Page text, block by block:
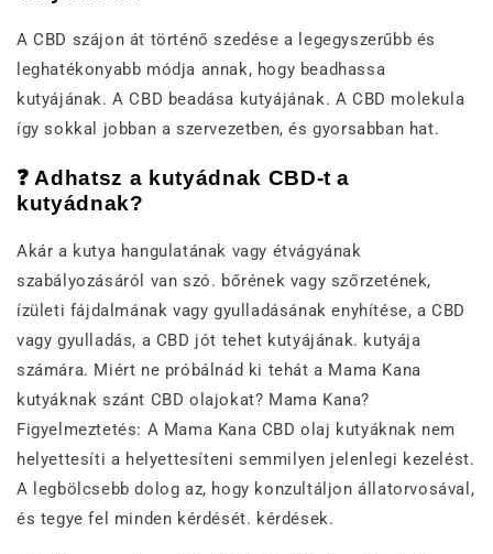
A CBD szájon át történő szedése a legegyszerűbb és
leghatékonyabb módja annak, hogy beadhassa
kutyájának. A CBD beadása kutyájának. A CBD molekula
így sokkal jobban a szervezetben, és gyorsabban hat.
❓ Adhatsz a kutyádnak CBD-t a
kutyádnak?
Akár a kutya hangulatának vagy étvágyának
szabályozásáról van szó. bőrének vagy szőrzetének,
ízületi fájdalmának vagy gyulladásának enyhítése, a CBD
vagy gyulladás, a CBD jót tehet kutyájának. kutyája
számára. Miért ne próbálnád ki tehát a Mama Kana
kutyáknak szánt CBD olajokat? Mama Kana?
Figyelmeztetés: A Mama Kana CBD olaj kutyáknak nem
helyettesíti a helyettesíteni semmilyen jelenlegi kezelést.
A legbölcsebb dolog az, hogy konzultáljon állatorvosával,
és tegye fel minden kérdését. kérdések.